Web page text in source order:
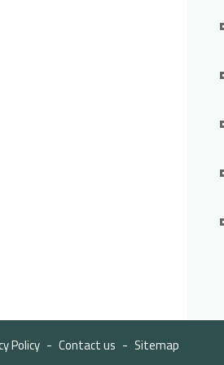
Policy Contact us Sitemap